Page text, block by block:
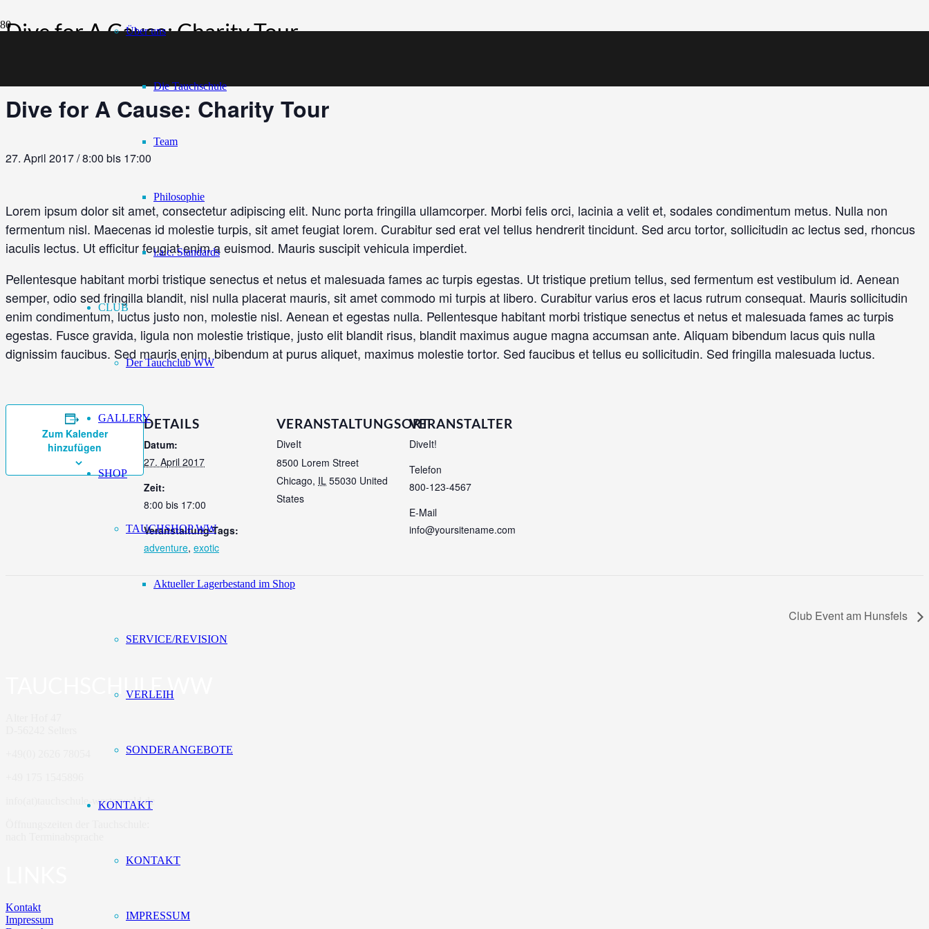
Über uns
Die Tauchschule
Team
Philosophie
i.a.c. Standards
CLUB
Der Tauchclub WW
GALLERY
SHOP
TAUCHSHOP WW
Aktueller Lagerbestand im Shop
SERVICE/REVISION
VERLEIH
SONDERANGEBOTE
KONTAKT
KONTAKT
IMPRESSUM
Dive for A Cause: Charity Tour
Dive for A Cause: Charity Tour
27. April 2017 / 8:00 bis 17:00
Lorem ipsum dolor sit amet, consectetur adipiscing elit. Nunc porta fringilla ullamcorper. Morbi felis orci, lacinia a velit et, sodales condimentum metus. Nulla non
fermentum nisl. Maecenas id molestie turpis, sit amet feugiat lorem. Curabitur sed erat vel tellus hendrerit tincidunt. Sed arcu tortor, sollicitudin ac lectus sed, rhoncus
iaculis lectus. Ut efficitur feugiat enim a euismod. Mauris suscipit vehicula imperdiet.
Pellentesque habitant morbi tristique senectus et netus et malesuada fames ac turpis egestas. Ut tristique pretium tellus, sed fermentum est vestibulum id. Aenean
semper, odio sed fringilla blandit, nisl nulla placerat mauris, sit amet commodo mi turpis at libero. Curabitur varius eros et lacus rutrum consequat. Mauris sollicitudin
enim condimentum, luctus justo non, molestie nisl. Aenean et egestas nulla. Pellentesque habitant morbi tristique senectus et netus et malesuada fames ac turpis
egestas. Fusce gravida, ligula non molestie tristique, justo elit blandit risus, blandit maximus augue magna accumsan ante. Aliquam bibendum lacus quis nulla
dignissim faucibus. Sed mauris enim, bibendum at purus aliquet, maximus molestie tortor. Sed faucibus et tellus eu sollicitudin. Sed fringilla malesuada luctus.
Zum Kalender
hinzufügen
DETAILS
Datum:
27. April 2017
Zeit:
8:00 bis 17:00
Veranstaltung-Tags:
adventure, exotic
VERANSTALTUNGSORT
DiveIt
8500 Lorem Street
Chicago, IL 55030 United
States
VERANSTALTER
DiveIt!
Telefon
800-123-4567
E-Mail
info@yoursitename.com
Club Event am Hunsfels
TAUCHSCHULE WW
info(at)tauchschule-westerwald.de
Kontakt
Impressum